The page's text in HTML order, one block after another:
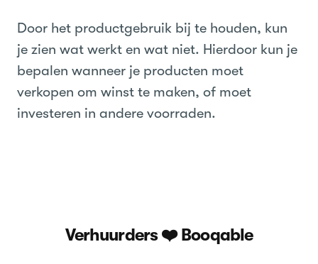
Door het productgebruik bij te houden, kun
je zien wat werkt en wat niet. Hierdoor kun je
bepalen wanneer je producten moet
verkopen om winst te maken, of moet
investeren in andere voorraden.
Verhuurders ❤️ Booqable